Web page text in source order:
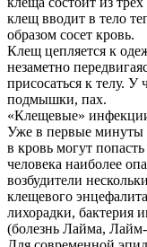
клещ вводит в тело
образом сосет кровь.
Клещ цепляется к
незаметно
присосаться к телу.
подмышки, пах.
«Клещевые»
Уже в первые минуты
в кровь могут
человека наиболее
возбудители
клещевого
лихорадки, бактерия
(болезнь Лайма,